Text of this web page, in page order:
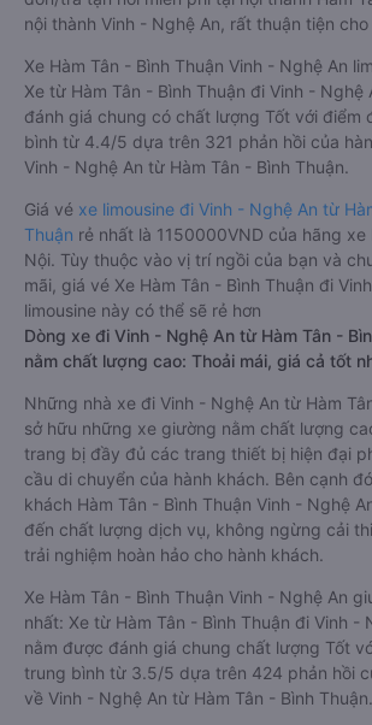
nội thành Vinh - Nghệ An, rất thuận tiện
Xe Hàm Tân - Bình Thuận Vinh - Nghệ An
Xe từ Hàm Tân - Bình Thuận đi Vinh - Nghệ
đánh giá chung có chất lượng Tốt với điểm
bình từ 4.4/5 dựa trên 321 phản hồi của
Vinh - Nghệ An từ Hàm Tân - Bình Thuận.
Giá vé xe limousine đi Vinh - Nghệ An từ
Thuận rẻ nhất là 1150000VND của hãng xe
Nội. Tùy thuộc vào vị trí ngồi của bạn và
mãi, giá vé Xe Hàm Tân - Bình Thuận đi
limousine này có thể sẽ rẻ hơn
Dòng xe đi Vinh - Nghệ An từ Hàm Tân -
nằm chất lượng cao: Thoải mái, giá cả tốt
Những nhà xe đi Vinh - Nghệ An từ Hàm
sở hữu những xe giường nằm chất lượng
trang bị đầy đủ các trang thiết bị hiện đại
cầu di chuyển của hành khách. Bên cạnh
khách Hàm Tân - Bình Thuận Vinh - Nghệ
đến chất lượng dịch vụ, không ngừng cải
trải nghiệm hoàn hảo cho hành khách.
Xe Hàm Tân - Bình Thuận Vinh - Nghệ An
nhất: Xe từ Hàm Tân - Bình Thuận đi Vinh -
nằm được đánh giá chung chất lượng Tốt
trung bình từ 3.5/5 dựa trên 424 phản hồi
về Vinh - Nghệ An từ Hàm Tân - Bình Thuận.